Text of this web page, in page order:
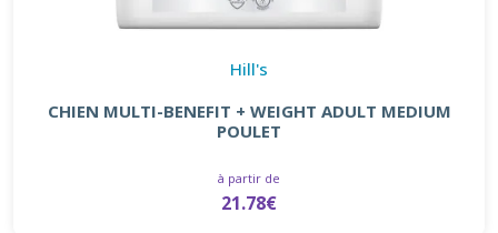
Hill's
CHIEN MULTI-BENEFIT + WEIGHT ADULT MEDIUM
POULET
à partir de
21.78€